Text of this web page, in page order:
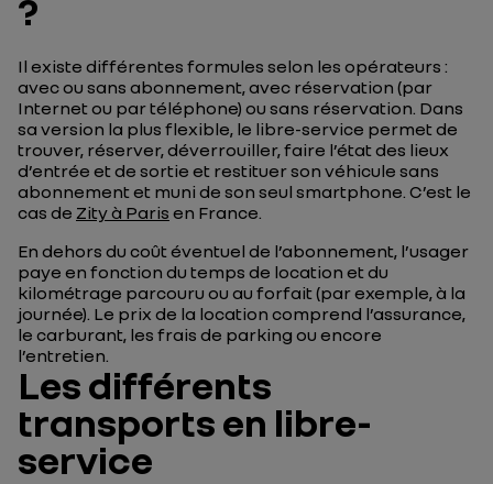
?
Il existe différentes formules selon les opérateurs :
avec ou sans abonnement, avec réservation (par
Internet ou par téléphone) ou sans réservation. Dans
sa version la plus flexible, le libre-service permet de
trouver, réserver, déverrouiller, faire l’état des lieux
d’entrée et de sortie et restituer son véhicule sans
abonnement et muni de son seul smartphone. C’est le
cas de Zity à Paris en France.
En dehors du coût éventuel de l’abonnement, l’usager
paye en fonction du temps de location et du
kilométrage parcouru ou au forfait (par exemple, à la
journée). Le prix de la location comprend l’assurance,
le carburant, les frais de parking ou encore
l’entretien.
Les différents
transports en libre-
service